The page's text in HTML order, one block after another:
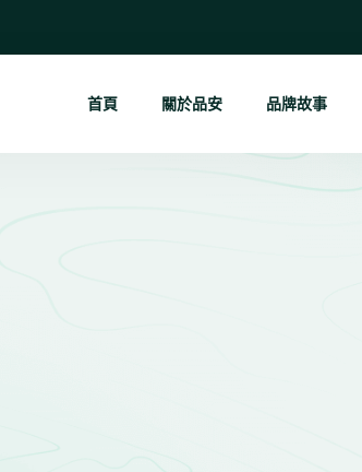
首頁 關於品安 品牌故事